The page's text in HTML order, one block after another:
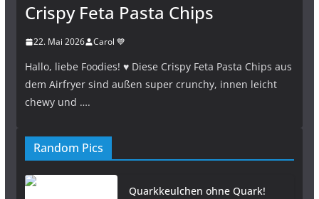
Crispy Feta Pasta Chips
22. Mai 2026 Carol 💙
Hallo, liebe Foodies! ♥︎ Diese Crispy Feta Pasta Chips aus
dem Airfryer sind außen super crunchy, innen leicht
chewy und ….
Random Pics
Quarkkeulchen ohne Quark!